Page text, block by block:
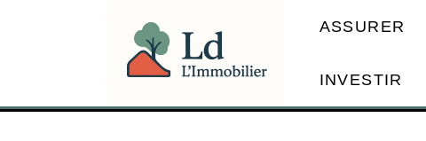
ASSURER
INVESTIR